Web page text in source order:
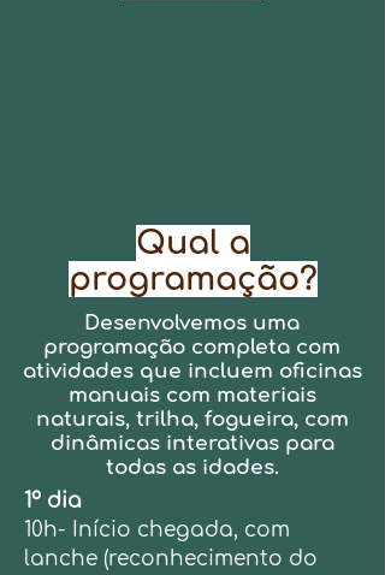
Qual a
programação?
​Desenvolvemos uma
programação completa com
atividades que incluem oficinas
manuais com materiais
naturais, trilha, fogueira, com
dinâmicas interativas para
todas as idades.
1º dia
10h- Início chegada, com
lanche (reconhecimento do